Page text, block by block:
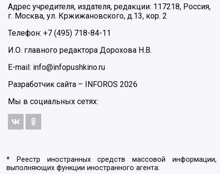
Адрес учредителя, издателя, редакции: 117218, Россия,
г. Москва, ул. Кржижановского, д.13, кор. 2
Телефон: +7 (495) 718-84-11
И.О. главного редактора Дорохова Н.В.
E-mail: info@infopushkino.ru
Разработчик сайта – INFOROS 2026
Мы в социальных сетях:
* Реестр иностранных средств массовой информации,
выполняющих функции иностранного агента: